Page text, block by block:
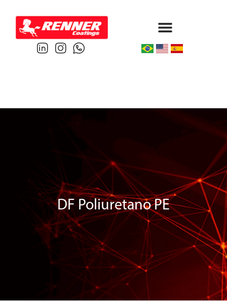
DF Poliuretano PE